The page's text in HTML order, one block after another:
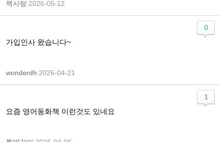
책사랑 2026-05-12
가입인사 왔습니다~
wonderdh 2026-04-21
0
요즘 영어동화책 이런것도 있네요
1